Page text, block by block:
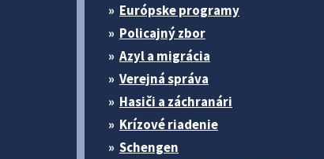
Európske programy
Policajný zbor
Azyl a migrácia
Verejná správa
Hasiči a záchranári
Krízové riadenie
Schengen